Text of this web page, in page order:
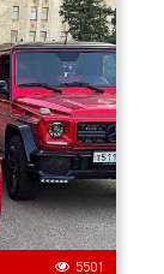
5501